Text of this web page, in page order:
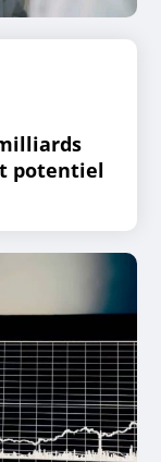
potentiel